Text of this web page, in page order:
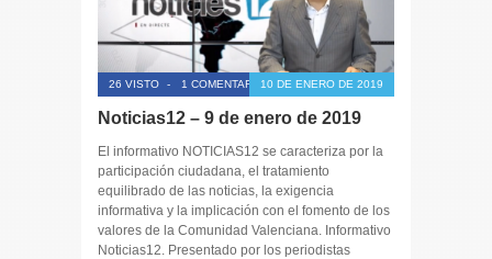
26 VISTO - 1 COMENTARIO10 DE ENERO DE 2019
Noticias12 – 9 de enero de 2019
El informativo NOTICIAS12 se caracteriza por la
participación ciudadana, el tratamiento
equilibrado de las noticias, la exigencia
informativa y la implicación con el fomento de los
valores de la Comunidad Valenciana. Informativo
Noticias12. Presentado por los periodistas